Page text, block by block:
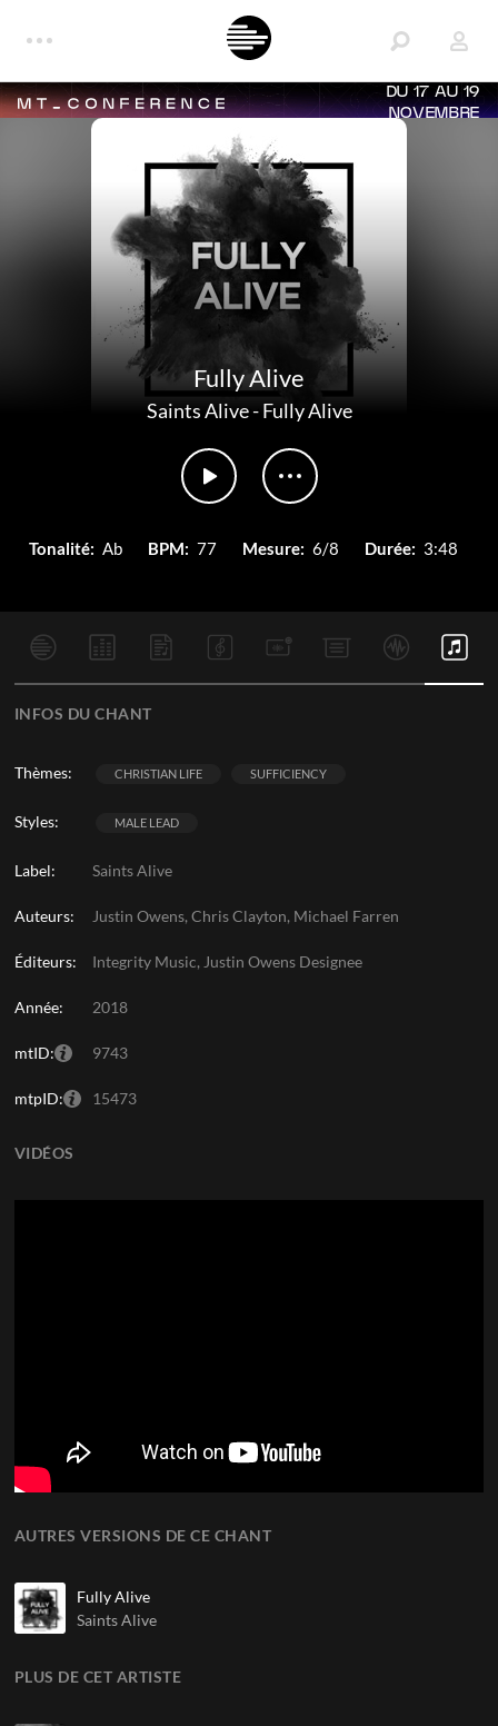
DU 17 AU 19
NOVEMBRE
Fully Alive
Saints Alive-Fully Alive
Tonalité: Ab BPM: 77 Mesure: 6/8 Durée: 3:48
INFOS DU CHANT
Thèmes: CHRISTIAN LIFE SUFFICIENCY
Styles: MALE LEAD
Label: Saints Alive
Auteurs: Justin Owens, Chris Clayton, Michael Farren
Éditeurs: Integrity Music, Justin Owens Designee
Année: 2018
mtID: 9743
mtpID: 15473
AUTRES VERSIONS DE CE CHANT
Fully Alive
Saints Alive
PLUS DE CET ARTISTE
VIDÉOS